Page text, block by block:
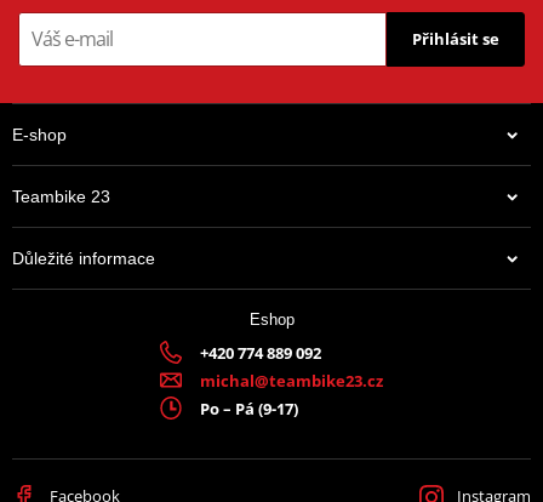
Přihlásit se
E-shop
Teambike 23
Důležité informace
Eshop
+420 774 889 092
michal@teambike23.cz
Po – Pá (9-17)
Facebook Instagram